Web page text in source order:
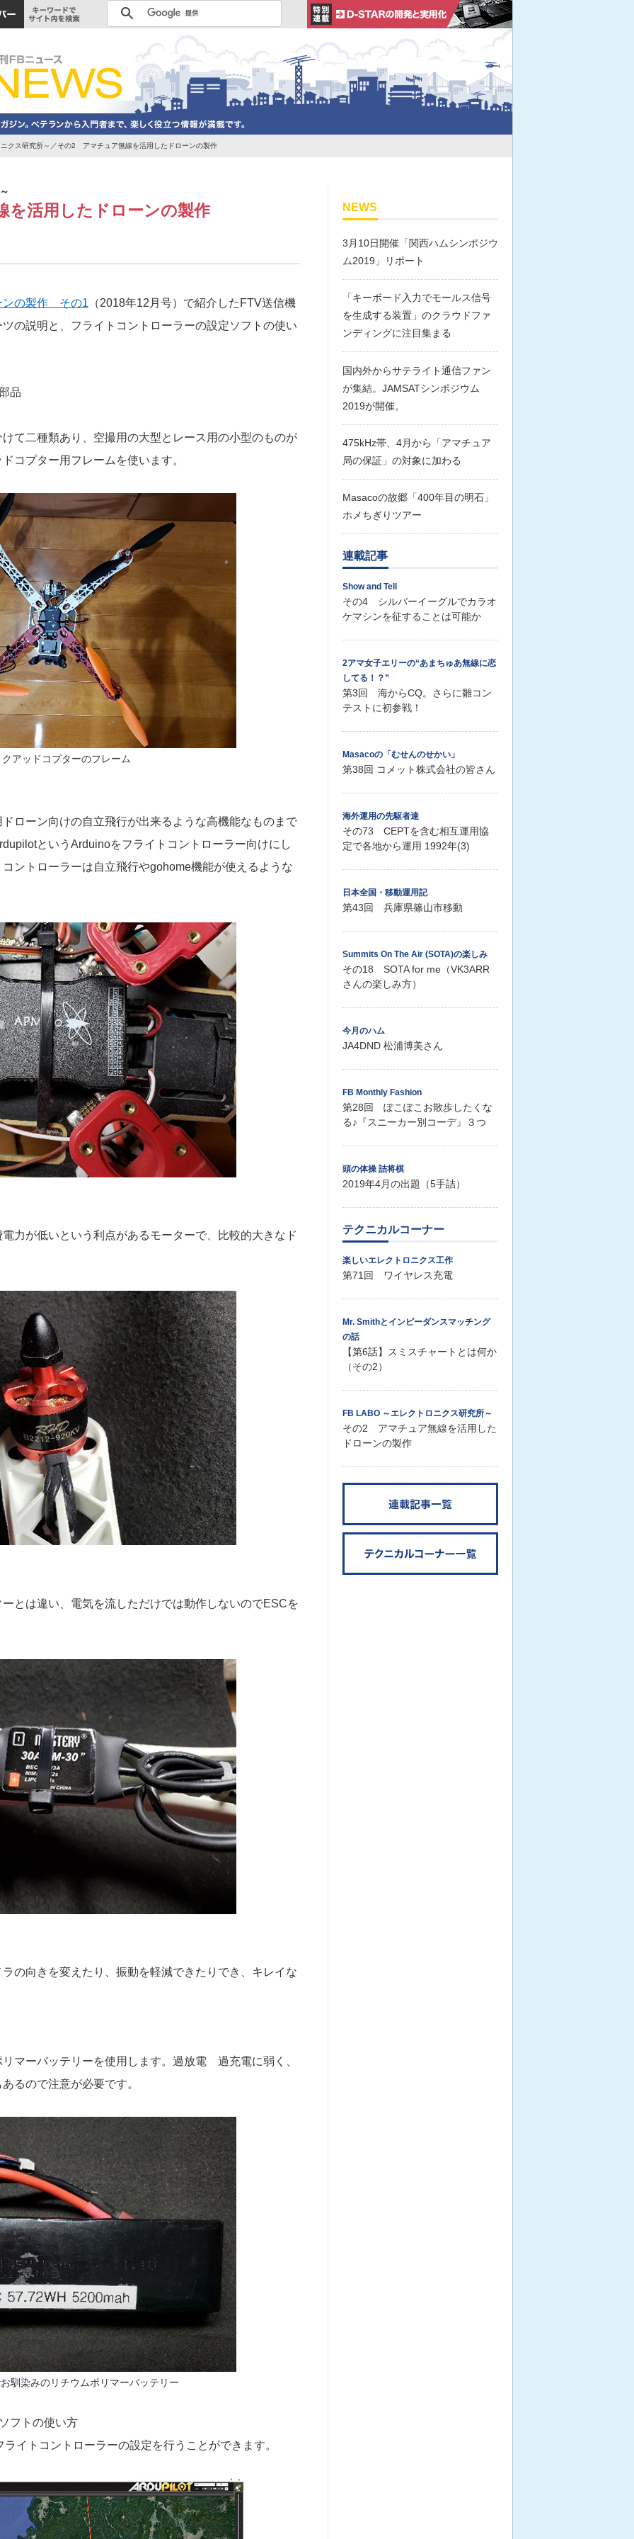
クス研究所～／その2 アマチュア無線を活用したドローンの製作
活用したドローンの製作
ンの製作 その1 （2018年12月号）で紹介したFTV送信機
の説明と、フライトコントローラーの設定ソフトの使い
品
て二種類あり、空撮用の大型とレース用の小型のものが
コプター用フレームを使います。
クアッドコプターのフレーム
ローン向けの自立飛行が出来るような高機能なものまで
というArduinoをフライトコントローラー向けにし
ントローラーは自立飛行やgohome機能が使えるような
力が低いという利点があるモーターで、比較的大きなド
とは違い、電気を流しただけでは動作しないのでESCを
の向きを変えたり、振動を軽減できたりでき、キレイな
マーバッテリーを使用します。過放電 過充電に弱く、
るので注意が必要です。
馴染みのリチウムポリマーバッテリー
フトの使い方
イトコントローラーの設定を行うことができます。
NEWS
3月10日開催「関西ハムシンポジウ
ム2019」リポート
「キーボード入力でモールス信号
を生成する装置」のクラウドファ
ンディングに注目集まる
国内外からサテライト通信ファン
が集結。JAMSATシンポジウム
2019が開催。
475kHz帯、4月から「アマチュア
局の保証」の対象に加わる
Masacoの故郷「400年目の明石」
ホメちぎりツアー
連載記事
Show and Tell
その4 シルバーイーグルでカラオ
ケマシンを征することは可能か
2アマ女子エリーの“あまちゅあ無線に恋
してる！？”
第3回 海からCQ。さらに雛コン
テストに初参戦！
Masacoの「むせんのせかい」
第38回 コメット株式会社の皆さん
海外運用の先駆者達
その73 CEPTを含む相互運用協
定で各地から運用 1992年(3)
日本全国・移動運用記
第43回 兵庫県篠山市移動
Summits On The Air (SOTA)の楽しみ
その18 SOTA for me（VK3ARR
さんの楽しみ方）
今月のハム
JA4DND 松浦博美さん
FB Monthly Fashion
第28回 ぽこぽこお散歩したくな
る♪『スニーカー別コーデ』３つ
頭の体操 詰将棋
2019年4月の出題（5手詰）
テクニカルコーナー
楽しいエレクトロニクス工作
第71回 ワイヤレス充電
Mr. Smithとインピーダンスマッチング
の話
【第6話】スミスチャートとは何か
（その2）
FB LABO ～エレクトロニクス研究所～
その2 アマチュア無線を活用した
ドローンの製作